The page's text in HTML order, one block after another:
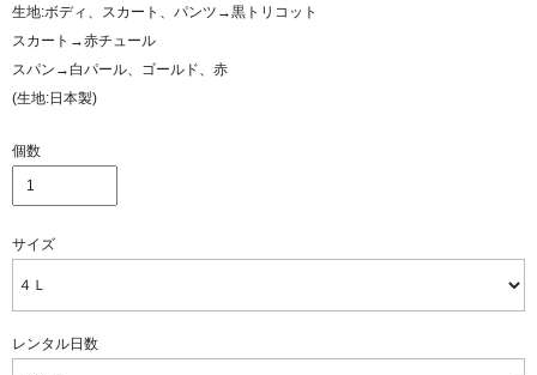
生地:ボディ、スカート、パンツ→黒トリコット
スカート→赤チュール
スパン→白パール、ゴールド、赤
(生地:日本製)
個数
サイズ
レンタル日数